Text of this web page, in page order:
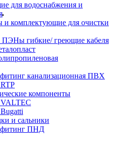
для водоснабжения и
и комплектующие для очистки
гибкие/ греющие кабеля
канализационная ПВХ
компоненты
и сальники
фитинг ПНД